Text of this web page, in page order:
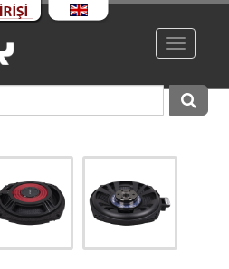
Toggle